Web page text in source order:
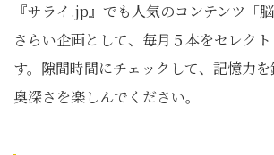
『サライ.jp』でも人気のコンテンツ「
さらい企画として、毎月５本をセレク
す。隙間時間にチェックして、記憶力
奥深さを楽しんでください。